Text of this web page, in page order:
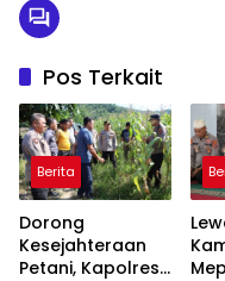
Pos Terkait
Berita
Dorong
Kesejahteraan
Petani, Kapolres